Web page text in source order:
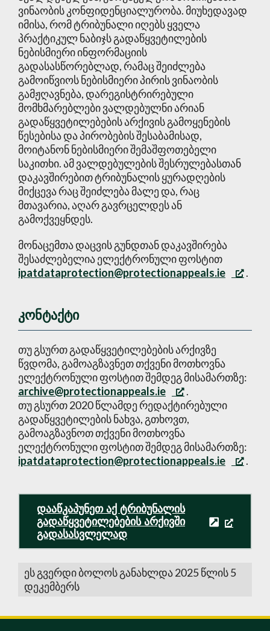
ვინაობის კონფიდენციალურობა. მიუხედავად
იმისა, რომ ტრიბუნალი იღებს ყველა
პრაქტიკულ ნაბიჯს გადაწყვეტილების
ნებისმიერი ინფორმაციის
გადასასწორებლად, რამაც შეიძლება
გამოიწვიოს ნებისმიერი პირის ვინაობის
გამჟღავნება, დარეგისტრირებული
მომხმარებლები ვალდებულნი არიან
გადაწყვეტილებების არქივის გამოყენების
წესებისა და პირობების შესაბამისად,
მოიტანონ ნებისმიერი შემაშფოთებელი
საკითხი. ამ ვალდებულების შესრულებასთან
დაკავშირებით ტრიბუნალის ყურადღების
მიქცევა რაც შეიძლება მალე და, რაც
მთავარია, აღარ გავრცელდეს ან
გამოქვეყნდეს.
მონაცემთა დაცვის გუნდთან დაკავშირება
შესაძლებელია ელექტრონული ფოსტით
ipatdataprotection@protectionappeals.ie
.
კონტაქტი
თუ გსურთ გადაწყვეტილებების არქივზე
წვდომა, გამოაგზავნეთ თქვენი მოთხოვნა
ელექტრონული ფოსტით შემდეგ მისამართზე:
archive@protectionappeals.ie
.
თუ გსურთ 2020 წლამდე რედაქტირებული
გადაწყვეტილების ნახვა, გთხოვთ,
გამოაგზავნოთ თქვენი მოთხოვნა
ელექტრონული ფოსტით შემდეგ მისამართზე:
ipatdataprotection@protectionappeals.ie
.
დააწკაპუნეთ აქ ტრიბუნალის
გადაწყვეტილებების არქივში
გადასასვლელად
ეს გვერდი ბოლოს განახლდა 2025 წლის 5
დეკემბერს